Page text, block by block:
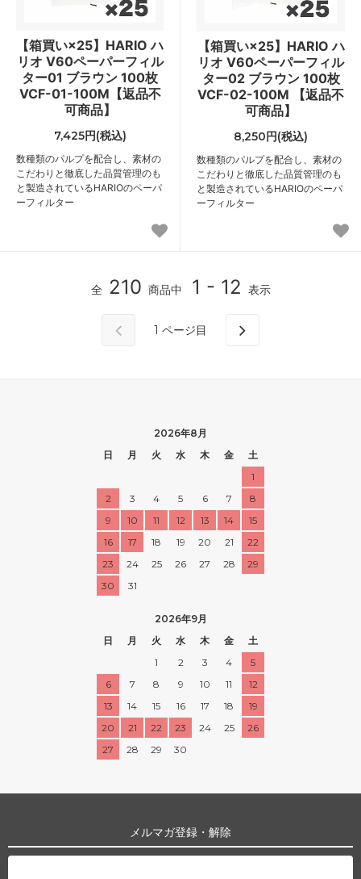
【箱買い×25】HARIO ハ
リオ V60ペーパーフィル
ター01 ブラウン 100枚
VCF-01-100M【返品不
可商品】
7,425円(税込)
数種類のパルプを配合し、素材の
こだわりと徹底した品質管理のも
と製造されているHARIOのペーパ
ーフィルター
【箱買い×25】HARIO ハ
リオ V60ペーパーフィル
ター02 ブラウン 100枚
VCF-02-100M 【返品不
可商品】
8,250円(税込)
数種類のパルプを配合し、素材の
こだわりと徹底した品質管理のも
と製造されているHARIOのペーパ
ーフィルター
全 210 商品中 1 - 12 表示
1 ページ目
2026年8月
日
月 火 水 木 金
土
1
2
3 4 5 6 7
8
9
10 11 12 13 14
15
16
17 18 19 20 21
22
23
24 25 26 27 28
29
30
31
2026年9月
日
月 火 水 木 金
土
1
2 3 4
5
6
7 8 9 10 11
12
13
14 15 16 17 18
19
20
21 22 23 24 25
26
27
28 29 30
メルマガ登録・解除